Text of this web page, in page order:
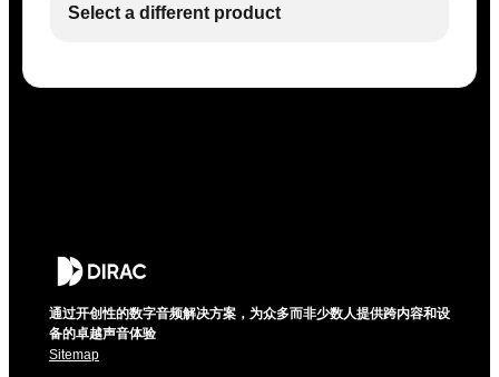
Select a different product
通过开创性的数字音频解决方案，为众多而非少数人提供跨内容和设
备的卓越声音体验
Sitemap